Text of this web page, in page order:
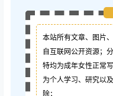
本站所有文章、图片
自互联网公开资源；
特均为成年女性正常
为个人学习、研究以
除；